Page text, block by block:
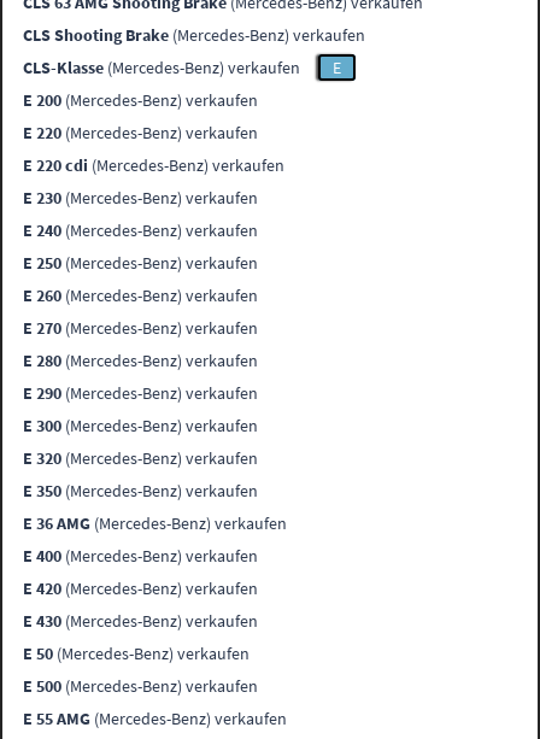
CLS Shooting Brake (Mercedes-Benz) verkaufen
CLS-Klasse (Mercedes-Benz) verkaufen
E
E 200 (Mercedes-Benz) verkaufen
E 220 (Mercedes-Benz) verkaufen
E 220 cdi (Mercedes-Benz) verkaufen
E 230 (Mercedes-Benz) verkaufen
E 240 (Mercedes-Benz) verkaufen
E 250 (Mercedes-Benz) verkaufen
E 260 (Mercedes-Benz) verkaufen
E 270 (Mercedes-Benz) verkaufen
E 280 (Mercedes-Benz) verkaufen
E 290 (Mercedes-Benz) verkaufen
E 300 (Mercedes-Benz) verkaufen
E 320 (Mercedes-Benz) verkaufen
E 350 (Mercedes-Benz) verkaufen
E 36 AMG (Mercedes-Benz) verkaufen
E 400 (Mercedes-Benz) verkaufen
E 420 (Mercedes-Benz) verkaufen
E 430 (Mercedes-Benz) verkaufen
E 50 (Mercedes-Benz) verkaufen
E 500 (Mercedes-Benz) verkaufen
E 55 AMG (Mercedes-Benz) verkaufen